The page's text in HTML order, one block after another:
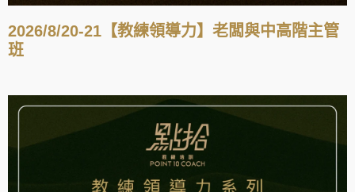
2026/8/20-21【教練領導力】老闆與中高階主管
班